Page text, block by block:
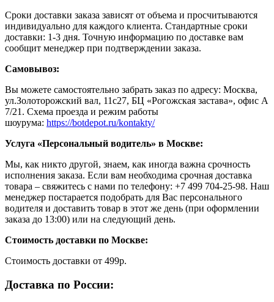
Сроки доставки заказа зависят от объема и просчитываются
индивидуально для каждого клиента. Стандартные сроки
доставки: 1-3 дня. Точную информацию по доставке вам
сообщит менеджер при подтверждении заказа.
Самовывоз:
Вы можете самостоятельно забрать заказ по адресу: Москва,
ул.Золоторожский вал, 11с27, БЦ «Рогожская застава», офис А
7/21. Схема проезда и режим работы
шоурума: https://botdepot.ru/kontakty/
Услуга «Персональный водитель» в Москве:
Мы, как никто другой, знаем, как иногда важна срочность
исполнения заказа. Если вам необходима срочная доставка
товара – свяжитесь с нами по телефону: +7 499 704-25-98. Наш
менеджер постарается подобрать для Вас персонального
водителя и доставить товар в этот же день (при оформлении
заказа до 13:00) или на следующий день.
Стоимость доставки по Москве:
Cтоимость доставки от 499р.
Доставка по России: